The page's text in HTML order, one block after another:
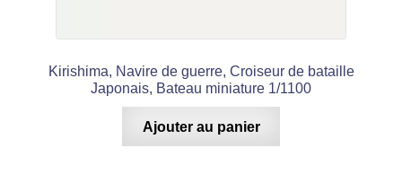
Kirishima, Navire de guerre, Croiseur de bataille
Japonais, Bateau miniature 1/1100
Ajouter au panier